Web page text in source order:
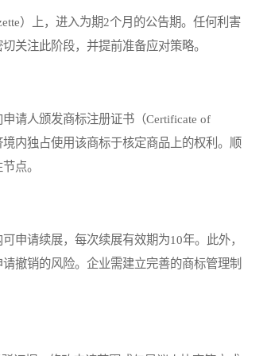
）上，进入为期2个月的公告期。任何利害
关注此阶段，并提前准备应对策略。
请人颁发商标注册证书（Certificate of
内独占使用该商标于核定商品上的权利。顺
点。
请续展，每次续展有效期为10年。此外，
撤销的风险。企业需建立完善的商标管理制